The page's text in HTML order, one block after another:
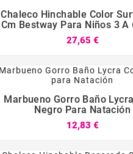
  
Chaleco Hinchable Color
Cm Bestway Para Niños 3 A
27,65 €
Marbueno Gorro Baño
Negro Para Natación
12,83 €